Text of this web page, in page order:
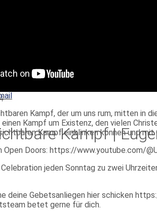
Kampf |
Kampf, der um uns rum, mitten in
Kampf um Existenz, den vielen
Kampf einklinken können und
Open Doors: https://www.youtube.com/
jeden Sonntag zu zwei
deine Gebetsanliegen hier schicken
betet gerne für dich.